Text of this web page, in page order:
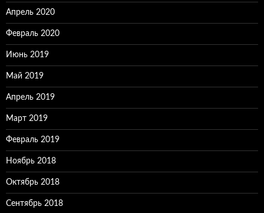
Апрель 2020
Февраль 2020
Июнь 2019
Май 2019
Апрель 2019
Март 2019
Февраль 2019
Ноябрь 2018
Октябрь 2018
Сентябрь 2018